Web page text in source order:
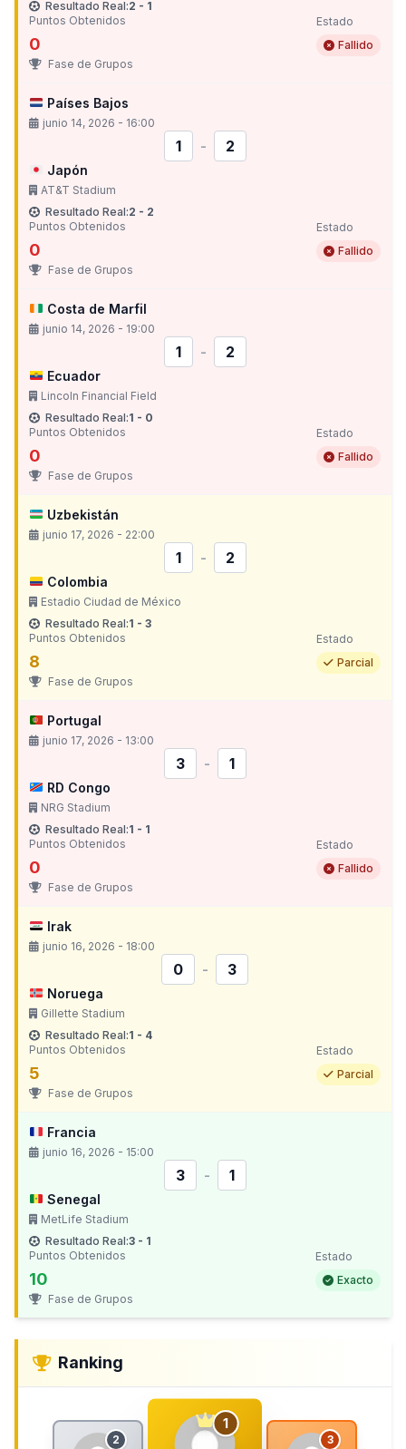
Resultado Real:2 - 1
Puntos Obtenidos
0
Estado
Fallido
Fase de Grupos
Países Bajos
junio 14, 2026 - 16:00
1 - 2
Japón
AT&T Stadium
Resultado Real:2 - 2
Puntos Obtenidos
0
Estado
Fallido
Fase de Grupos
Costa de Marfil
junio 14, 2026 - 19:00
1 - 2
Ecuador
Lincoln Financial Field
Resultado Real:1 - 0
Puntos Obtenidos
0
Estado
Fallido
Fase de Grupos
Uzbekistán
junio 17, 2026 - 22:00
1 - 2
Colombia
Estadio Ciudad de México
Resultado Real:1 - 3
Puntos Obtenidos
8
Estado
Parcial
Fase de Grupos
Portugal
junio 17, 2026 - 13:00
3 - 1
RD Congo
NRG Stadium
Resultado Real:1 - 1
Puntos Obtenidos
0
Estado
Fallido
Fase de Grupos
Irak
junio 16, 2026 - 18:00
0 - 3
Noruega
Gillette Stadium
Resultado Real:1 - 4
Puntos Obtenidos
5
Estado
Parcial
Fase de Grupos
Francia
junio 16, 2026 - 15:00
3 - 1
Senegal
MetLife Stadium
Resultado Real:3 - 1
Puntos Obtenidos
10
Estado
Exacto
Fase de Grupos
Ranking
2
1
3